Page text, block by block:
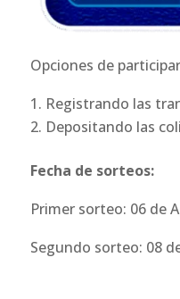
Opciones de
Registrando las
Depositando las
Fecha de sorteos:
Primer sorteo: 06 de
Segundo sorteo: 08